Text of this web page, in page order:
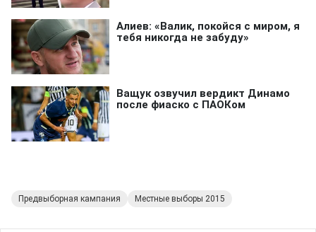
Предвыборная кампания Местные выборы 2015